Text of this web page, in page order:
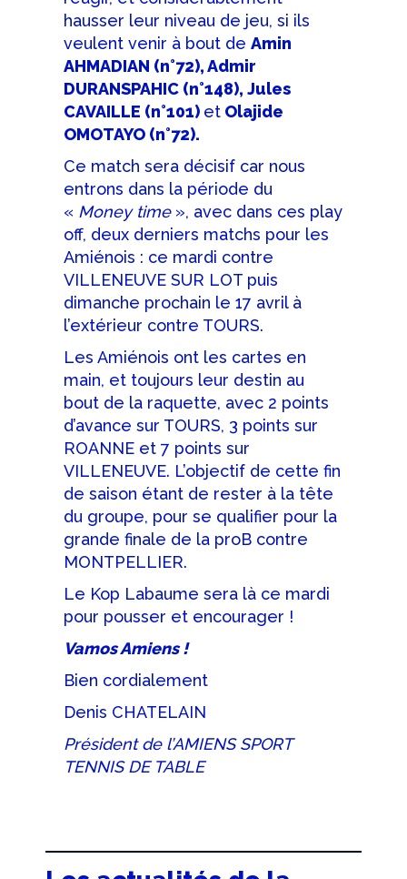
hausser leur niveau de jeu, si ils
veulent venir à bout de Amin
AHMADIAN (n°72), Admir
DURANSPAHIC (n°148), Jules
CAVAILLE (n°101) et Olajide
OMOTAYO (n°72).
Ce match sera décisif car nous
entrons dans la période du
« Money time», avec dans ces play
off, deux derniers matchs pour les
Amiénois : ce mardi contre
VILLENEUVE SUR LOT puis
dimanche prochain le 17 avril à
l’extérieur contre TOURS.
Les Amiénois ont les cartes en
main, et toujours leur destin au
bout de la raquette, avec 2 points
d’avance sur TOURS, 3 points sur
ROANNE et 7 points sur
VILLENEUVE. L’objectif de cette fin
de saison étant de rester à la tête
du groupe, pour se qualifier pour la
grande finale de la proB contre
MONTPELLIER.
Le Kop Labaume sera là ce mardi
pour pousser et encourager !
Vamos Amiens !
Bien cordialement
Denis CHATELAIN
Président de l’AMIENS SPORT
TENNIS DE TABLE